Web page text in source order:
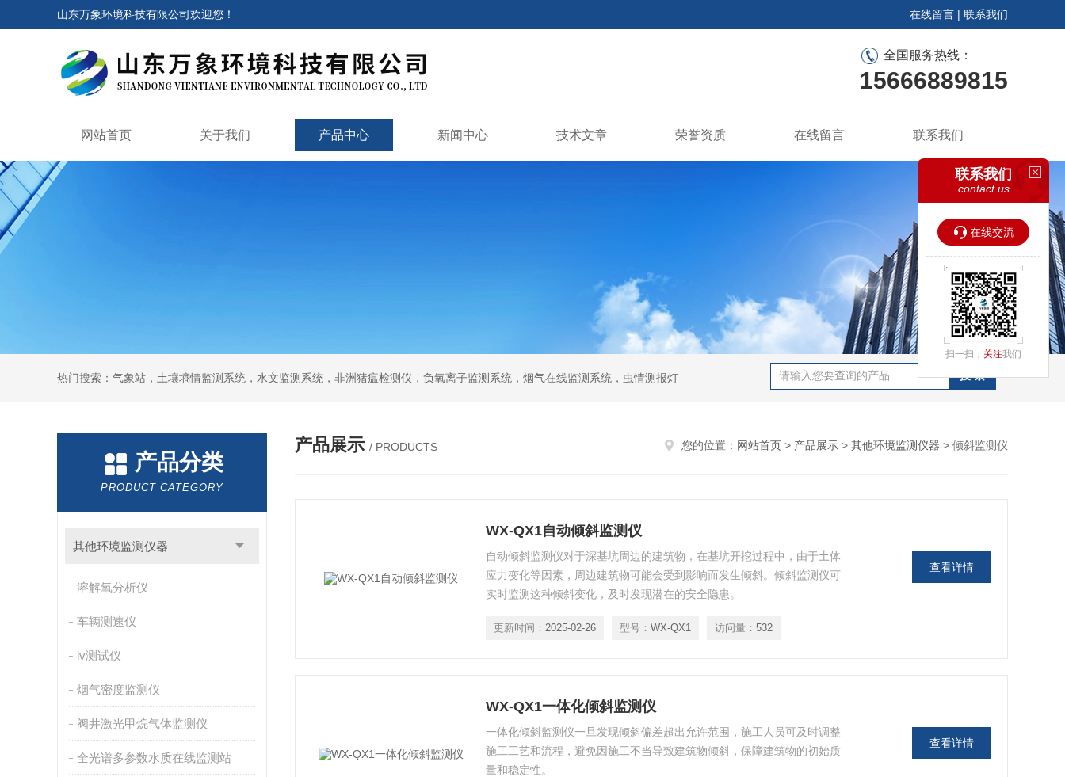
山东万象环境科技有限公司欢迎您！ 在线留言 | 联系我们
全国服务热线：
15666889815
网站首页 关于我们 产品中心 新闻中心 技术文章 荣誉资质 在线留言 联系我们
热门搜索：气象站，土壤墒情监测系统，水文监测系统，非洲猪瘟检测仪，负氧离子监测系统，烟气在线监测系统，虫情测报灯
产品分类
PRODUCT CATEGORY
其他环境监测仪器
溶解氧分析仪
车辆测速仪
iv测试仪
烟气密度监测仪
阀井激光甲烷气体监测仪
全光谱多参数水质在线监测站
产品展示 / PRODUCTS 您的位置： 网站首页 > 产品展示 > 其他环境监测仪器 > 倾斜监测仪
WX-QX1自动倾斜监测仪
自动倾斜监测仪对于深基坑周边的建筑物，在基坑开挖过程中，由于土体
应力变化等因素，周边建筑物可能会受到影响而发生倾斜。倾斜监测仪可
实时监测这种倾斜变化，及时发现潜在的安全隐患。
更新时间： 2025-02-26 型号： WX-QX1 访问量： 532
查看详情
WX-QX1一体化倾斜监测仪
一体化倾斜监测仪一旦发现倾斜偏差超出允许范围，施工人员可及时调整
施工工艺和流程，避免因施工不当导致建筑物倾斜，保障建筑物的初始质
量和稳定性。
查看详情
联系我们
contact us
在线交流
扫一扫， 关注我们